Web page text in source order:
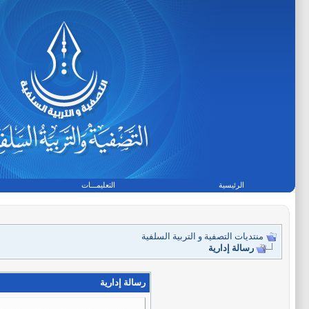
الرئيسية التعليمـــات
منتديات التصفية و التربية السلفية
رسالة إدارية
رسالة إدارية